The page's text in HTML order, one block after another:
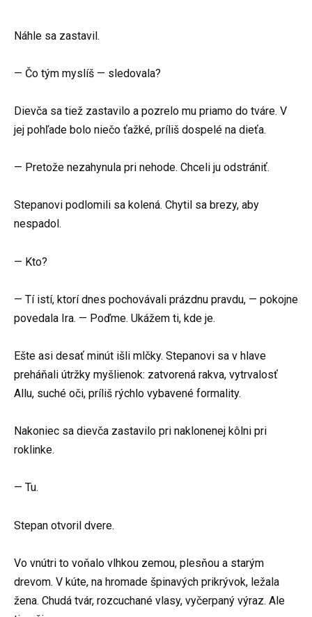
Náhle sa zastavil.
— Čo tým myslíš — sledovala?
Dievča sa tiež zastavilo a pozrelo mu priamo do tváre. V
jej pohľade bolo niečo ťažké, príliš dospelé na dieťa.
— Pretože nezahynula pri nehode. Chceli ju odstrániť.
Stepanovi podlomili sa kolená. Chytil sa brezy, aby
nespadol.
— Kto?
— Tí istí, ktorí dnes pochovávali prázdnu pravdu, — pokojne
povedala Ira. — Poďme. Ukážem ti, kde je.
Ešte asi desať minút išli mlčky. Stepanovi sa v hlave
preháňali útržky myšlienok: zatvorená rakva, vytrvalosť
Allu, suché oči, príliš rýchlo vybavené formality.
Nakoniec sa dievča zastavilo pri naklonenej kôlni pri
roklinke.
— Tu.
Stepan otvoril dvere.
Vo vnútri to voňalo vlhkou zemou, plesňou a starým
drevom. V kúte, na hromade špinavých prikrývok, ležala
žena. Chudá tvár, rozcuchané vlasy, vyčerpaný výraz. Ale